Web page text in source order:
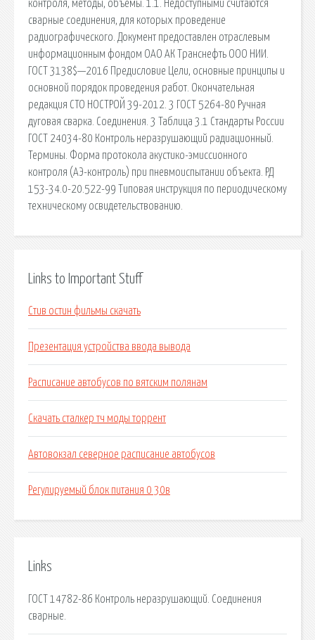
контроля, методы, объемы. 1.1. Недоступными считаются
сварные соединения, для которых проведение
радиографического. Документ предоставлен отраслевым
информационным фондом ОАО АК Транснефть ООО НИИ.
ГОСТ 3138$—2016 Предисловие Цели, основные принципы и
основной порядок проведения работ. Окончательная
редакция СТО НОСТРОЙ 39-2012. 3 ГОСТ 5264-80 Ручная
дуговая сварка. Соединения. 3 Таблица 3.1 Стандарты России
ГОСТ 24034-80 Контроль неразрушающий радиационный.
Термины. Форма протокола акустико-эмиссионного
контроля (АЭ-контроль) при пневмоиспытании объекта. РД
153-34.0-20.522-99 Типовая инструкция по периодическому
техническому освидетельствованию.
Links to Important Stuff
Стив остин фильмы скачать
Презентация устройства ввода вывода
Расписание автобусов по вятским полянам
Скачать сталкер тч моды торрент
Автовокзал северное расписание автобусов
Регулируемый блок питания 0 30в
Links
ГОСТ 14782-86 Контроль неразрушающий. Соединения
сварные.